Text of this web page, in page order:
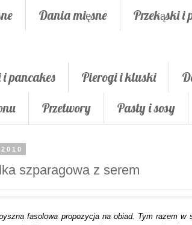
Dania mięsne Przekąski i
pancakes Pierogi i kluski
Przetwory Pasty i sosy
szparagowa z serem
fasolowa propozycja na obiad. Tym razem w